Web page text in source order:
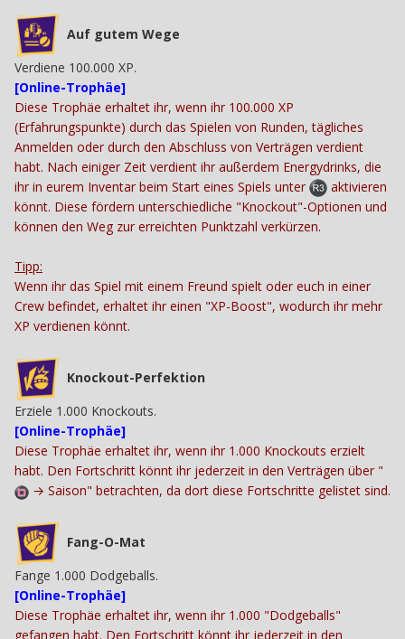
Auf gutem Wege
Verdiene 100.000 XP.
[Online-Trophäe]
Diese Trophäe erhaltet ihr, wenn ihr 100.000 XP
(Erfahrungspunkte) durch das Spielen von Runden, tägliches
Anmelden oder durch den Abschluss von Verträgen verdient
habt. Nach einiger Zeit verdient ihr außerdem Energydrinks, die
ihr in eurem Inventar beim Start eines Spiels unter
aktivieren
könnt. Diese fördern unterschiedliche "Knockout"-Optionen und
können den Weg zur erreichten Punktzahl verkürzen.
Tipp:
Wenn ihr das Spiel mit einem Freund spielt oder euch in einer
Crew befindet, erhaltet ihr einen "XP-Boost", wodurch ihr mehr
XP verdienen könnt.
Knockout-Perfektion
Erziele 1.000 Knockouts.
[Online-Trophäe]
Diese Trophäe erhaltet ihr, wenn ihr 1.000 Knockouts erzielt
habt. Den Fortschritt könnt ihr jederzeit in den Verträgen über "
→ Saison" betrachten, da dort diese Fortschritte gelistet sind.
Fang-O-Mat
Fange 1.000 Dodgeballs.
[Online-Trophäe]
Diese Trophäe erhaltet ihr, wenn ihr 1.000 "Dodgeballs"
gefangen habt. Den Fortschritt könnt ihr jederzeit in den